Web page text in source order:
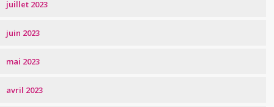
juillet 2023
juin 2023
mai 2023
avril 2023